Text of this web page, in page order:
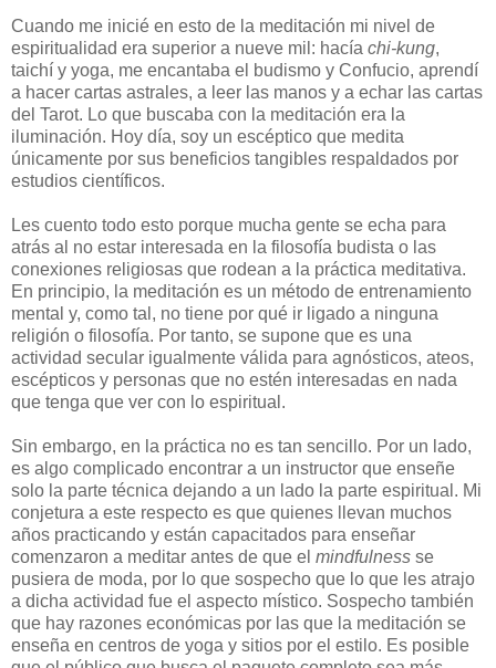
Cuando me inicié en esto de la meditación mi nivel de
espiritualidad era superior a nueve mil: hacía chi-kung,
taichí y yoga, me encantaba el budismo y Confucio, aprendí
a hacer cartas astrales, a leer las manos y a echar las cartas
del Tarot. Lo que buscaba con la meditación era la
iluminación. Hoy día, soy un escéptico que medita
únicamente por sus beneficios tangibles respaldados por
estudios científicos.
Les cuento todo esto porque mucha gente se echa para
atrás al no estar interesada en la filosofía budista o las
conexiones religiosas que rodean a la práctica meditativa.
En principio, la meditación es un método de entrenamiento
mental y, como tal, no tiene por qué ir ligado a ninguna
religión o filosofía. Por tanto, se supone que es una
actividad secular igualmente válida para agnósticos, ateos,
escépticos y personas que no estén interesadas en nada
que tenga que ver con lo espiritual.
Sin embargo, en la práctica no es tan sencillo. Por un lado,
es algo complicado encontrar a un instructor que enseñe
solo la parte técnica dejando a un lado la parte espiritual. Mi
conjetura a este respecto es que quienes llevan muchos
años practicando y están capacitados para enseñar
comenzaron a meditar antes de que el mindfulness se
pusiera de moda, por lo que sospecho que lo que les atrajo
a dicha actividad fue el aspecto místico. Sospecho también
que hay razones económicas por las que la meditación se
enseña en centros de yoga y sitios por el estilo. Es posible